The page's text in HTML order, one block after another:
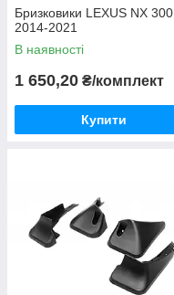
Бризковики LEXUS NX 300
2014-2021
В наявності
1 650,20 ₴/комплект
Купити